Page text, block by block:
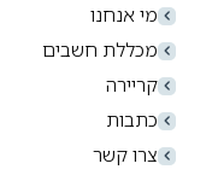
מי אנחנו
מכללת חשבים
קריירה
כתבות
צרו קשר